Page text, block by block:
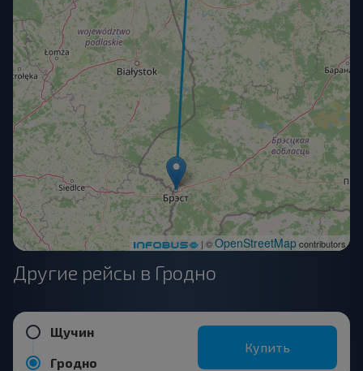
| ©OpenStreetMapcontributors
Другие рейсы в Гродно
Щучин
Гродно
Купить